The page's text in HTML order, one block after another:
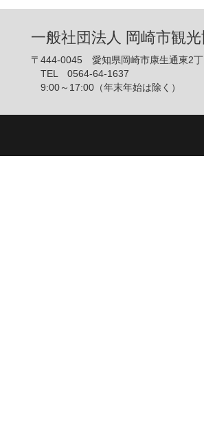
一般社団法人 岡崎市観
〒444-0045 愛知県岡崎市康生通東2
TEL 0564-64-1637
9:00～17:00（年末年始は除く）